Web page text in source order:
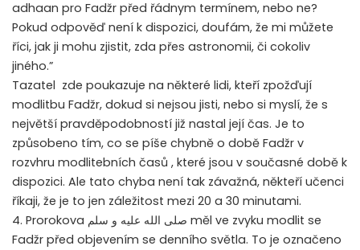
adhaan pro Fadžr před řádnym termínem, nebo ne?
Pokud odpověď není k dispozici, doufám, že mi můžete
říci, jak ji mohu zjistit, zda přes astronomii, či cokoliv
jiného.”
Tazatel zde poukazuje na některé lidi, kteří zpožďují
modlitbu Fadžr, dokud si nejsou jisti, nebo si myslí, že s
největší pravděpodobností již nastal její čas. Je to
způsobeno tím, co se píše chybně o době Fadžr v
rozvhru modlitebních časů , které jsou v současné době k
dispozici. Ale tato chyba není tak závažná, někteří učenci
říkaji, že je to jen záležitost mezi 20 a 30 minutami.
4. Prorokova صلى الله عليه و سلم měl ve zvyku modlit se
Fadžr před objevením se denního světla. To je označeno